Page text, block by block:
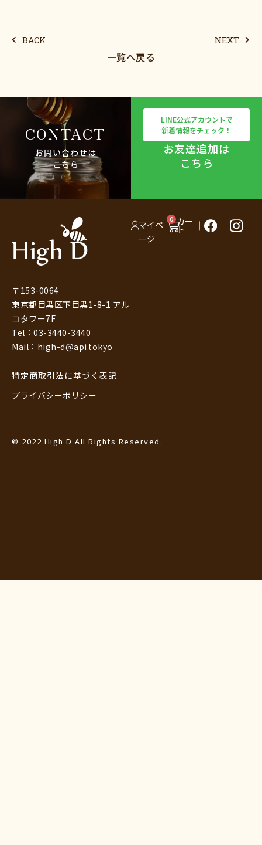
BACK NEXT
一覧へ戻る
CONTACT
お問い合わせは
こちら
LINE公式アカウントで
新着情報をチェック！
お友達追加は
こちら
〒153-0064
東京都目黒区下目黒1-8-1 アル
コタワー7F
Tel：03-3440-3440
Mail：high-d@api.tokyo
特定商取引法に基づく表記
プライバシーポリシー
マイペ
ージ
0 カー
ト
© 2022 High D All Rights Reserved.